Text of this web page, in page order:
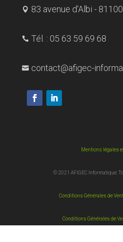
 83 avenue d'Albi -
 Tél. : 05 63 59 69 68
 contact@afigec-
Mentions légales
© 2021 AFIGEC Informatique.
Conditions Générales de
Conditions Générales de